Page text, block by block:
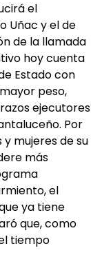
el
Uñac y el de
de la llamada
hoy cuenta
Estado con
peso,
ejecutores
Por
mujeres de su
más
el
ya tiene
que, como
tiempo